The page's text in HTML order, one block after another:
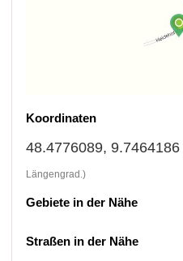
Koordinaten
48.4776089, 9.7464186
Längengrad.)
Gebiete in der Nähe
Straßen in der Nähe